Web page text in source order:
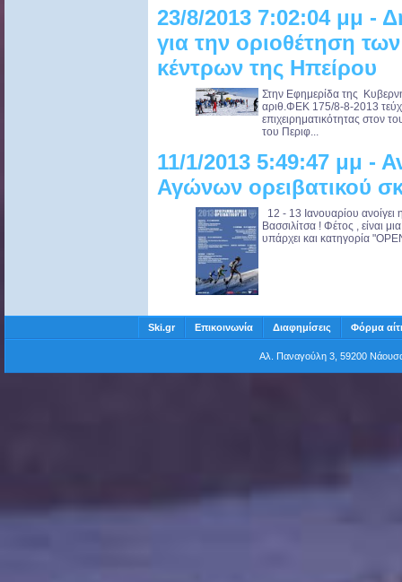
23/8/2013 7:02:04 μμ -
για την οριοθέτηση
κέντρων της Ηπείρου
Στην Εφημερίδα της
αριθ.ΦΕΚ 175/8-8-2013
επιχειρηματικότητας
του Περιφ...
11/1/2013 5:49:47 μμ -
Αγώνων ορειβατικού
12 - 13 Ιανουαρίου
Βασσιλίτσα ! Φέτος , είναι
υπάρχει και κατηγορία
Ski.gr Επικοινωνία Διαφημίσεις Φόρμα
Αλ. Παναγούλη 3, 59200